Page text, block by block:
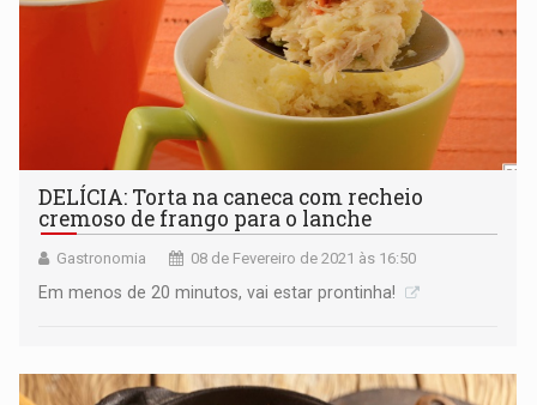
DELÍCIA: Torta na caneca com recheio
cremoso de frango para o lanche
Gastronomia 08 de Fevereiro de 2021 às 16:50
Em menos de 20 minutos, vai estar prontinha!